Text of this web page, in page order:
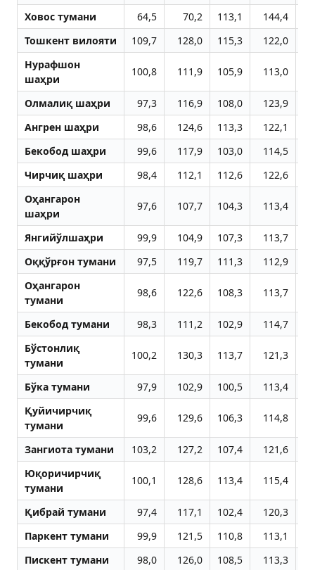
Ховос тумани
64,5 70,2 113,1 144,4
Тошкент вилояти
109,7 128,0 115,3 122,0
Нурафшон
шаҳри
100,8 111,9 105,9 113,0
Олмалиқ шаҳри 97,3 116,9 108,0 123,9
Aнгрен шаҳри
98,6 124,6 113,3 122,1
Бекобод шаҳри
99,6 117,9 103,0 114,5
Чирчиқ шаҳри
98,4 112,1 112,6 122,6
Оҳангарон
шаҳри
97,6 107,7 104,3 113,4
Янгийўлшаҳри 99,9 104,9 107,3 113,7
Оққўрғон тумани
97,5 119,7 111,3 112,9
Оҳангарон
тумани
98,6 122,6 108,3 113,7
Бекобод тумани 98,3 111,2 102,9 114,7
Бўстонлиқ
тумани
100,2 130,3 113,7 121,3
Бўка тумани 97,9 102,9 100,5 113,4
Қуйичирчиқ
тумани
99,6 129,6 106,3 114,8
Зангиота тумани 103,2 127,2 107,4 121,6
Юқоричирчиқ
тумани
100,1 128,6 113,4 115,4
Қибрай тумани 97,4 117,1 102,4 120,3
Паркент тумани
99,9 121,5 110,8 113,1
Пискент тумани
98,0 126,0 108,5 113,3